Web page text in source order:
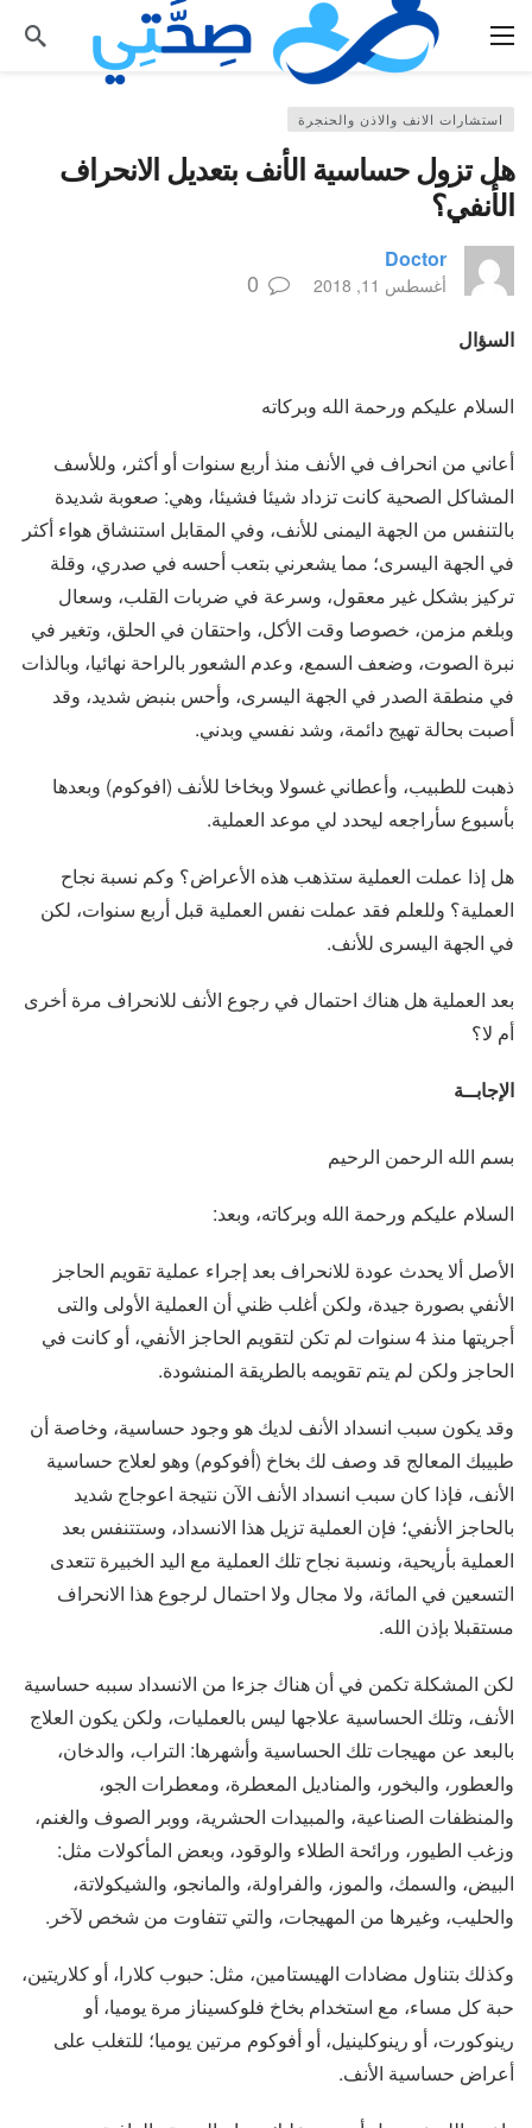
استشارات الانف والاذن والحنجرة
هل تزول حساسية الأنف بتعديل الانحراف
الأنفي؟
Doctor
أغسطس 11, 2018 0
السؤال
السلام عليكم ورحمة الله وبركاته
أعاني من انحراف في الأنف منذ أربع سنوات أو أكثر، وللأسف
المشاكل الصحية كانت تزداد شيئا فشيئا، وهي: صعوبة شديدة
بالتنفس من الجهة اليمنى للأنف، وفي المقابل استنشاق هواء أكثر
في الجهة اليسرى؛ مما يشعرني بتعب أحسه في صدري، وقلة
تركيز بشكل غير معقول، وسرعة في ضربات القلب، وسعال
وبلغم مزمن، خصوصا وقت الأكل، واحتقان في الحلق، وتغير في
نبرة الصوت، وضعف السمع، وعدم الشعور بالراحة نهائيا، وبالذات
في منطقة الصدر في الجهة اليسرى، وأحس بنبض شديد، وقد
أصبت بحالة تهيج دائمة، وشد نفسي وبدني.
ذهبت للطبيب، وأعطاني غسولا وبخاخا للأنف (افوكوم) وبعدها
بأسبوع سأراجعه ليحدد لي موعد العملية.
هل إذا عملت العملية ستذهب هذه الأعراض؟ وكم نسبة نجاح
العملية؟ وللعلم فقد عملت نفس العملية قبل أربع سنوات، لكن
في الجهة اليسرى للأنف.
بعد العملية هل هناك احتمال في رجوع الأنف للانحراف مرة أخرى
أم لا؟
الإجابــة
بسم الله الرحمن الرحيم
السلام عليكم ورحمة الله وبركاته، وبعد:
الأصل ألا يحدث عودة للانحراف بعد إجراء عملية تقويم الحاجز
الأنفي بصورة جيدة، ولكن أغلب ظني أن العملية الأولى والتى
أجريتها منذ 4 سنوات لم تكن لتقويم الحاجز الأنفي، أو كانت في
الحاجز ولكن لم يتم تقويمه بالطريقة المنشودة.
وقد يكون سبب انسداد الأنف لديك هو وجود حساسية، وخاصة أن
طبيبك المعالج قد وصف لك بخاخ (أفوكوم) وهو لعلاج حساسية
الأنف، فإذا كان سبب انسداد الأنف الآن نتيجة اعوجاج شديد
بالحاجز الأنفي؛ فإن العملية تزيل هذا الانسداد، وستتنفس بعد
العملية بأريحية، ونسبة نجاح تلك العملية مع اليد الخبيرة تتعدى
التسعين في المائة، ولا مجال ولا احتمال لرجوع هذا الانحراف
مستقبلا بإذن الله.
لكن المشكلة تكمن في أن هناك جزءا من الانسداد سببه حساسية
الأنف، وتلك الحساسية علاجها ليس بالعمليات، ولكن يكون العلاج
بالبعد عن مهيجات تلك الحساسية وأشهرها: التراب، والدخان،
والعطور، والبخور، والمناديل المعطرة، ومعطرات الجو،
والمنظفات الصناعية، والمبيدات الحشرية، ووبر الصوف والغنم،
وزغب الطيور، ورائحة الطلاء والوقود، وبعض المأكولات مثل:
البيض، والسمك، والموز، والفراولة، والمانجو، والشيكولاتة،
والحليب، وغيرها من المهيجات، والتي تتفاوت من شخص لآخر.
وكذلك بتناول مضادات الهيستامين، مثل: حبوب كلارا، أو كلاريتين،
حبة كل مساء، مع استخدام بخاخ فلوكسيناز مرة يوميا، أو
رينوكورت، أو رينوكلينيل، أو أفوكوم مرتين يوميا؛ للتغلب على
أعراض حساسية الأنف.